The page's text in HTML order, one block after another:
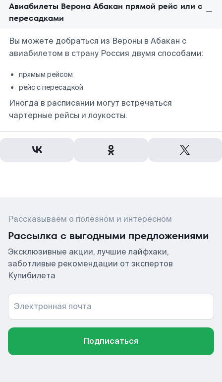
Авиабилеты Верона Абакан прямой рейс или с
пересадками
Вы можете добраться из Вероны в Абакан с
авиабилетом в страну Россия двумя способами:
прямым рейсом
рейс с пересадкой
Иногда в расписании могут встречаться
чартерные рейсы и лоукосты.
Рассказываем о полезном и интересном
Рассылка с выгодными предложениями
Эксклюзивные акции, лучшие лайфхаки,
заботливые рекомендации от экспертов
Купибилета
Электронная почта
Подписаться